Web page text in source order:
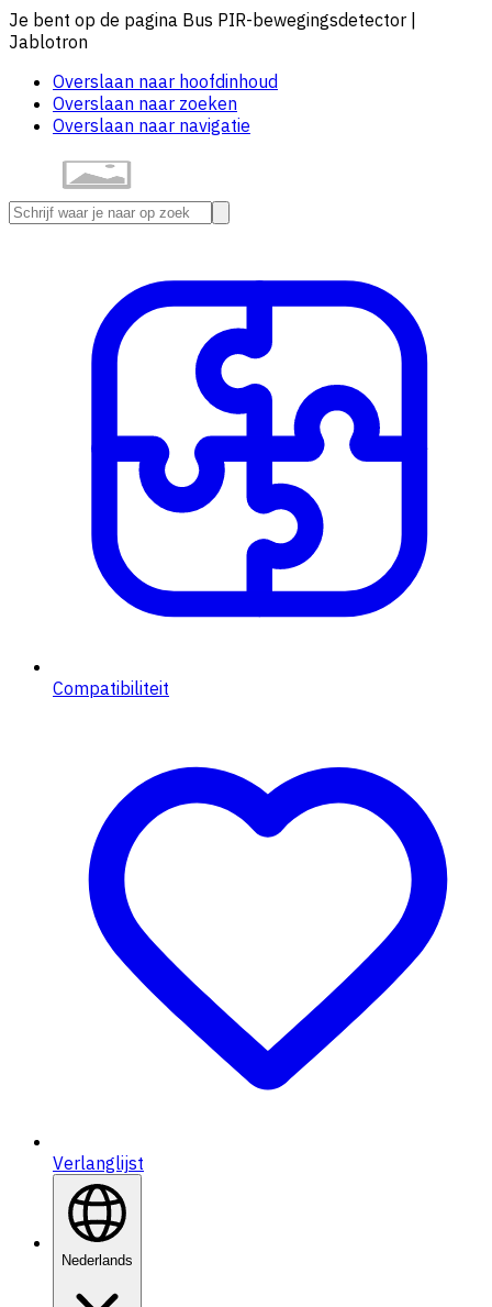
Je bent op de pagina Bus PIR-bewegingsdetector |
Jablotron
Overslaan naar hoofdinhoud
Overslaan naar zoeken
Overslaan naar navigatie
Compatibiliteit
Verlanglijst
Nederlands